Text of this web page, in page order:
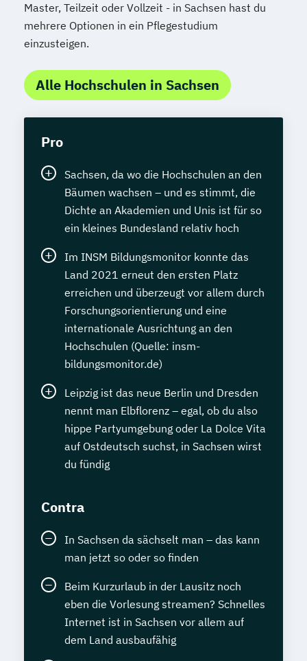
Master, Teilzeit oder Vollzeit - in Sachsen hast du
mehrere Optionen in ein Pflegestudium
einzusteigen.
Alle Hochschulen in Sachsen
Pro
Sachsen, da wo die Hochschulen an den
Bäumen wachsen – und es stimmt, die
Dichte an Akademien und Unis ist für so
ein kleines Bundesland relativ hoch
Im INSM Bildungsmonitor konnte das
Land 2021 erneut den ersten Platz
erreichen und überzeugt vor allem durch
Forschungsorientierung und eine
internationale Ausrichtung an den
Hochschulen (Quelle: insm-
bildungsmonitor.de)
Leipzig ist das neue Berlin und Dresden
nennt man Elbflorenz – egal, ob du also
hippe Partyumgebung oder La Dolce Vita
auf Ostdeutsch suchst, in Sachsen wirst
du fündig
Contra
In Sachsen da sächselt man – das kann
man jetzt so oder so finden
Beim Kurzurlaub in der Lausitz noch
eben die Vorlesung streamen? Schnelles
Internet ist in Sachsen vor allem auf
dem Land ausbaufähig